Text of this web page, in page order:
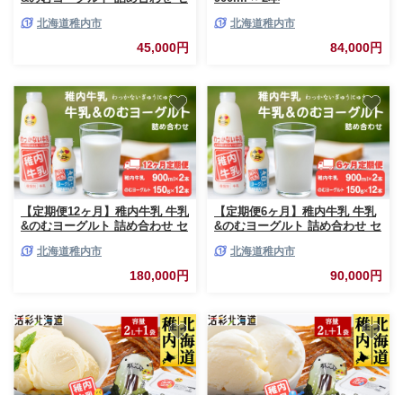
北海道稚内市
45,000円
北海道稚内市
84,000円
【定期便12ヶ月】稚内牛乳 牛乳
&のむヨーグルト 詰め合わせ セ
北海道稚内市
180,000円
【定期便6ヶ月】稚内牛乳 牛乳
&のむヨーグルト 詰め合わせ セ
北海道稚内市
90,000円